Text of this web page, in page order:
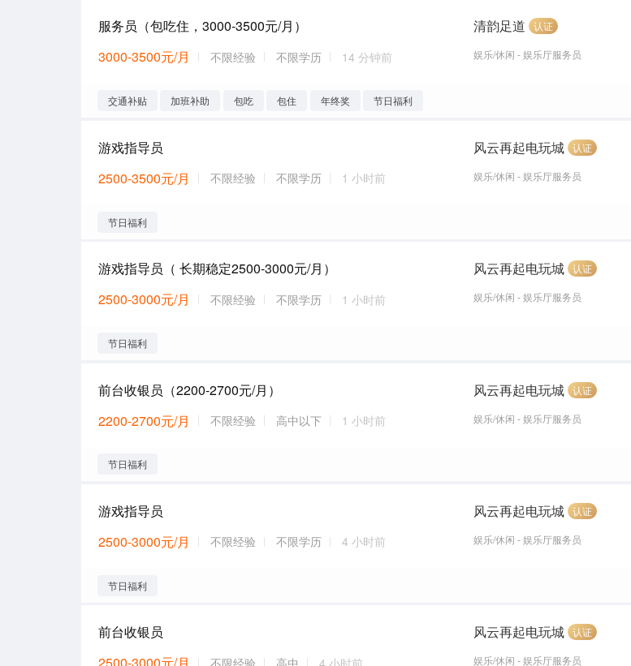
服务员（包吃住，3000-3500元/月）
3000-3500元/月
不限经验 不限学历 14 分钟前
清韵足道 认证
娱乐/休闲 - 娱乐厅服务员
交通补贴 加班补助 包吃 包住 年终奖 节日福利
游戏指导员
2500-3500元/月
不限经验 不限学历 1 小时前
风云再起电玩城 认证
娱乐/休闲 - 娱乐厅服务员
节日福利
游戏指导员（ 长期稳定2500-3000元/月）
2500-3000元/月
不限经验 不限学历 1 小时前
风云再起电玩城 认证
娱乐/休闲 - 娱乐厅服务员
节日福利
前台收银员（2200-2700元/月）
2200-2700元/月
不限经验 高中以下 1 小时前
风云再起电玩城 认证
娱乐/休闲 - 娱乐厅服务员
节日福利
游戏指导员
2500-3000元/月
不限经验 不限学历 4 小时前
风云再起电玩城 认证
娱乐/休闲 - 娱乐厅服务员
节日福利
前台收银员
不限经验 高中 4 小时前
风云再起电玩城 认证
娱乐/休闲 - 娱乐厅服务员